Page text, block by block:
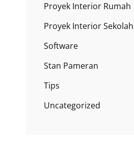
Proyek Interior Rumah
Proyek Interior
Software
Stan Pameran
Tips
Uncategorized